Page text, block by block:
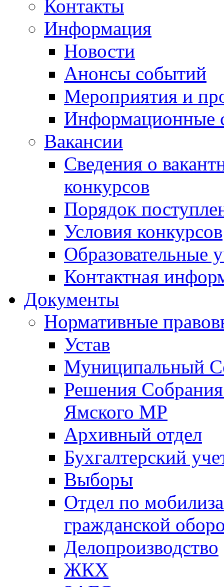
Контакты
Информация
Новости
Анонсы событий
Мероприятия и
Информационные
Вакансии
Сведения о
конкурсов
Порядок
Условия конкурсов
Образовательные
Контактная
Документы
Нормативные
Устав
Муниципальный
Решения
Ямского МР
Архивный отдел
Бухгалтерский
Выборы
Отдел по
гражданской
Делопроизводство
ЖКХ